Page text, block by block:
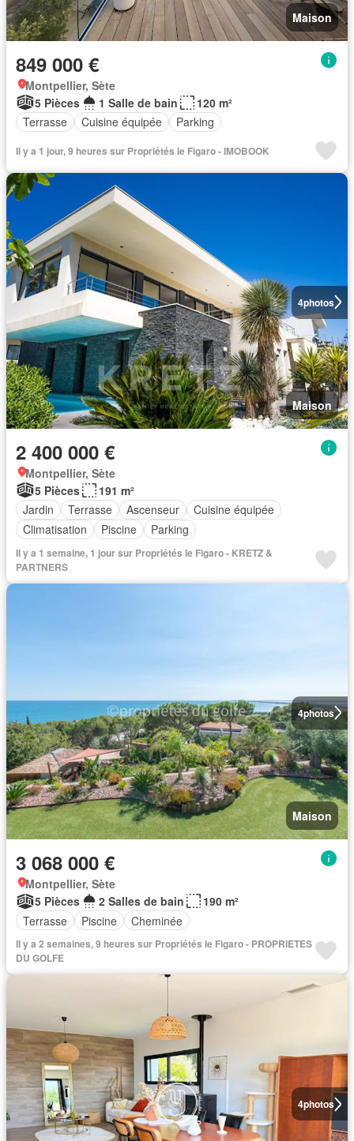
Maison
849 000 €
Montpellier, Sète
5 Pièces
1 Salle de bain
120 m²
Terrasse
Cuisine équipée Parking
Il y a 1 jour, 9 heures sur Propriétés le Figaro - IMOBOOK
4photos
Maison
2 400 000 €
Montpellier, Sète
5 Pièces
191 m²
Jardin
Terrasse Ascenseur
Cuisine équipée
Climatisation
Piscine Parking
Il y a 1 semaine, 1 jour sur Propriétés le Figaro - KRETZ &
PARTNERS
4photos
Maison
3 068 000 €
Montpellier, Sète
5 Pièces
2 Salles de bain
190 m²
Terrasse
Piscine Cheminée
Il y a 2 semaines, 9 heures sur Propriétés le Figaro - PROPRIETES
DU GOLFE
4photos